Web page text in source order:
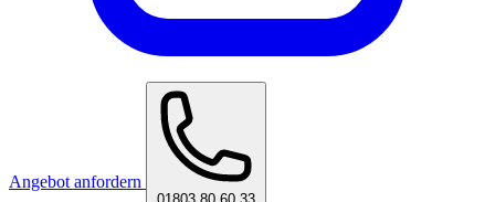
Angebot anfordern